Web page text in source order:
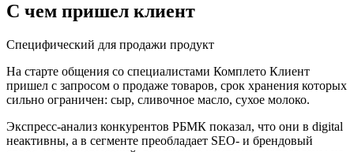
С чем пришел клиент
Специфический для продажи продукт
На старте общения со специалистами Комплето Клиент
пришел с запросом о продаже товаров, срок хранения которых
сильно ограничен: сыр, сливочное масло, сухое молоко.
Экспресс-анализ конкурентов РБМК показал, что они в digital
неактивны, а в сегменте преобладает SEO- и брендовый